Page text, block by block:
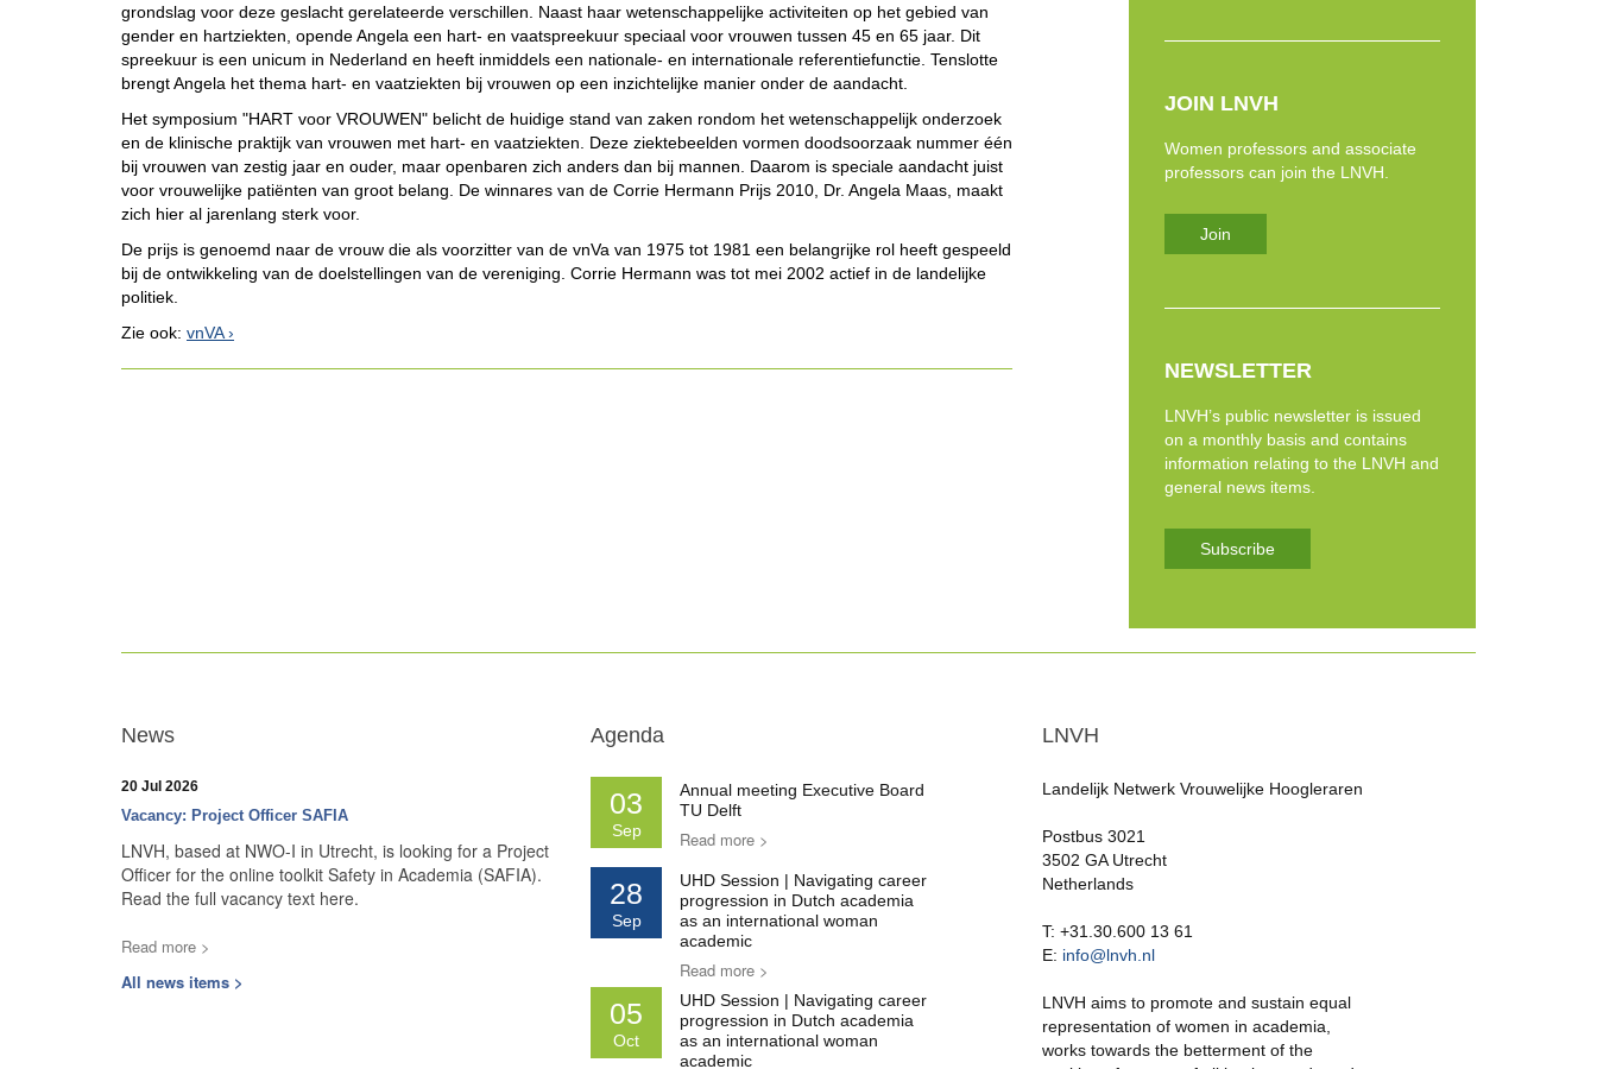
grondslag voor deze geslacht gerelateerde verschillen. Naast haar wetenschappelijke activiteiten op het gebied van
gender en hartziekten, opende Angela een hart- en vaatspreekuur speciaal voor vrouwen tussen 45 en 65 jaar. Dit
spreekuur is een unicum in Nederland en heeft inmiddels een nationale- en internationale referentiefunctie. Tenslotte
brengt Angela het thema hart- en vaatziekten bij vrouwen op een inzichtelijke manier onder de aandacht.
Het symposium "HART voor VROUWEN" belicht de huidige stand van zaken rondom het wetenschappelijk onderzoek
en de klinische praktijk van vrouwen met hart- en vaatziekten. Deze ziektebeelden vormen doodsoorzaak nummer één
bij vrouwen van zestig jaar en ouder, maar openbaren zich anders dan bij mannen. Daarom is speciale aandacht juist
voor vrouwelijke patiënten van groot belang. De winnares van de Corrie Hermann Prijs 2010, Dr. Angela Maas, maakt
zich hier al jarenlang sterk voor.
De prijs is genoemd naar de vrouw die als voorzitter van de vnVa van 1975 tot 1981 een belangrijke rol heeft gespeeld
bij de ontwikkeling van de doelstellingen van de vereniging. Corrie Hermann was tot mei 2002 actief in de landelijke
politiek.
Zie ook: vnVA
JOIN LNVH
Women professors and associate
professors can join the LNVH.
Join
NEWSLETTER
LNVH’s public newsletter is issued
on a monthly basis and contains
information relating to the LNVH and
general news items.
Subscribe
News
20 Jul 2026
Vacancy: Project Officer SAFIA
LNVH, based at NWO-I in Utrecht, is looking for a Project
Officer for the online toolkit Safety in Academia (SAFIA).
Read the full vacancy text here.
Read more >
All news items >
Agenda
03
Sep
Annual meeting Executive Board
TU Delft
Read more >
28
Sep
UHD Session | Navigating career
progression in Dutch academia
as an international woman
academic
Read more >
05
Oct
UHD Session | Navigating career
progression in Dutch academia
as an international woman
academic
LNVH
Landelijk Netwerk Vrouwelijke Hoogleraren
Postbus 3021
3502 GA Utrecht
Netherlands
T: +31.30.600 13 61
E: info@lnvh.nl
LNVH aims to promote and sustain equal
representation of women in academia,
works towards the betterment of the